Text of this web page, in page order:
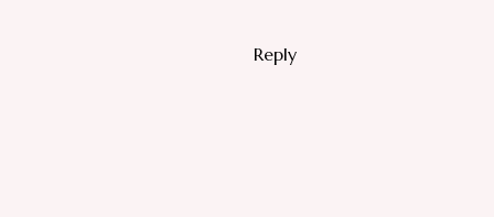
Reply